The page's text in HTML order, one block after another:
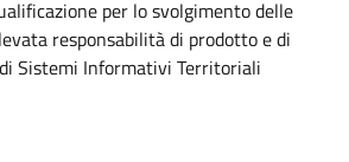
per lo svolgimento delle
responsabilità di prodotto e di
Sistemi Informativi Territoriali